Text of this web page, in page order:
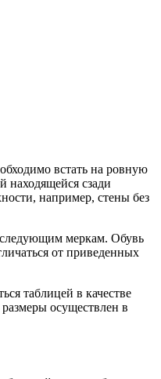
встать на ровную
находящейся сзади
например, стены без
меркам. Обувь
от приведенных
таблицей в качестве
осуществлен в